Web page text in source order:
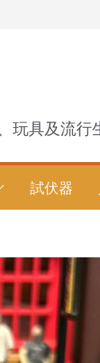
玩具及流行
試伏器